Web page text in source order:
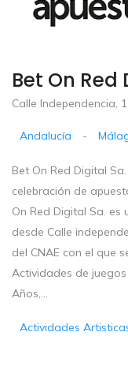
Bet On Red
Calle Independencia,
Andalucía -
Bet On Red Digital
celebración de
On Red Digital Sa.
desde Calle
del CNAE con el que
Actividades de
Años,...
Actividades